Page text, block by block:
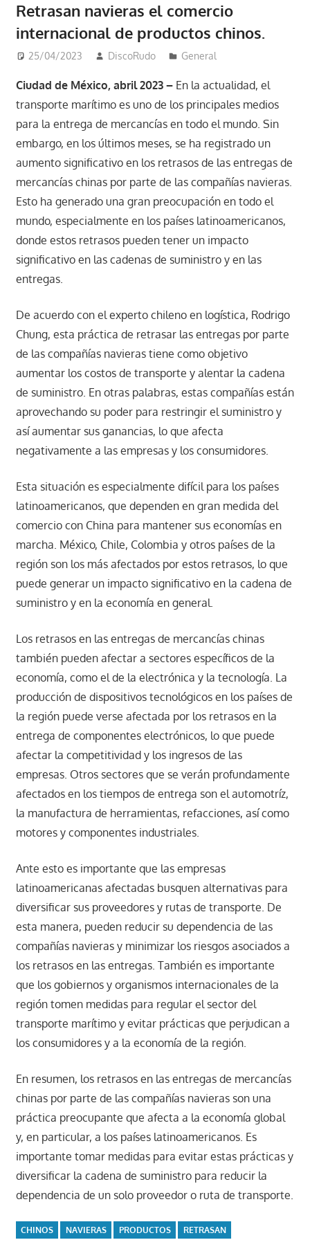
Retrasan navieras el comercio
internacional de productos chinos.
25/04/2023 DiscoRudo General
Ciudad de México, abril 2023 –En la actualidad, el
transporte marítimo es uno de los principales medios
para la entrega de mercancías en todo el mundo. Sin
embargo, en los últimos meses, se ha registrado un
aumento significativo en los retrasos de las entregas de
mercancías chinas por parte de las compañías navieras.
Esto ha generado una gran preocupación en todo el
mundo, especialmente en los países latinoamericanos,
donde estos retrasos pueden tener un impacto
significativo en las cadenas de suministro y en las
entregas.
De acuerdo con el experto chileno en logística, Rodrigo
Chung, esta práctica de retrasar las entregas por parte
de las compañías navieras tiene como objetivo
aumentar los costos de transporte y alentar la cadena
de suministro. En otras palabras, estas compañías están
aprovechando su poder para restringir el suministro y
así aumentar sus ganancias, lo que afecta
negativamente a las empresas y los consumidores.
Esta situación es especialmente difícil para los países
latinoamericanos, que dependen en gran medida del
comercio con China para mantener sus economías en
marcha. México, Chile, Colombia y otros países de la
región son los más afectados por estos retrasos, lo que
puede generar un impacto significativo en la cadena de
suministro y en la economía en general.
Los retrasos en las entregas de mercancías chinas
también pueden afectar a sectores específicos de la
economía, como el de la electrónica y la tecnología. La
producción de dispositivos tecnológicos en los países de
la región puede verse afectada por los retrasos en la
entrega de componentes electrónicos, lo que puede
afectar la competitividad y los ingresos de las
empresas. Otros sectores que se verán profundamente
afectados en los tiempos de entrega son el automotríz,
la manufactura de herramientas, refacciones, así como
motores y componentes industriales.
Ante esto es importante que las empresas
latinoamericanas afectadas busquen alternativas para
diversificar sus proveedores y rutas de transporte. De
esta manera, pueden reducir su dependencia de las
compañías navieras y minimizar los riesgos asociados a
los retrasos en las entregas. También es importante
que los gobiernos y organismos internacionales de la
región tomen medidas para regular el sector del
transporte marítimo y evitar prácticas que perjudican a
los consumidores y a la economía de la región.
En resumen, los retrasos en las entregas de mercancías
chinas por parte de las compañías navieras son una
práctica preocupante que afecta a la economía global
y, en particular, a los países latinoamericanos. Es
importante tomar medidas para evitar estas prácticas y
diversificar la cadena de suministro para reducir la
dependencia de un solo proveedor o ruta de transporte.
CHINOS NAVIERAS PRODUCTOS RETRASAN